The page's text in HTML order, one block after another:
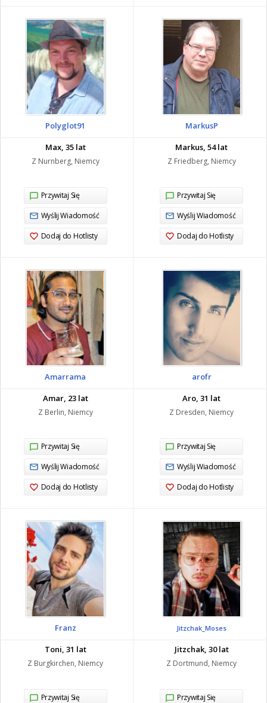
Polyglot91
Max, 35 lat
Z Nurnberg, Niemcy
Przywitaj Się
Wyślij Wiadomość
Dodaj do Hotlisty
MarkusP
Markus, 54 lat
Z Friedberg, Niemcy
Przywitaj Się
Wyślij Wiadomość
Dodaj do Hotlisty
Amarrama
Amar, 23 lat
Z Berlin, Niemcy
Przywitaj Się
Wyślij Wiadomość
Dodaj do Hotlisty
arofr
Aro, 31 lat
Z Dresden, Niemcy
Przywitaj Się
Wyślij Wiadomość
Dodaj do Hotlisty
Franz
Toni, 31 lat
Z Burgkirchen, Niemcy
Przywitaj Się
Jitzchak_Moses
Jitzchak, 30 lat
Z Dortmund, Niemcy
Przywitaj Się